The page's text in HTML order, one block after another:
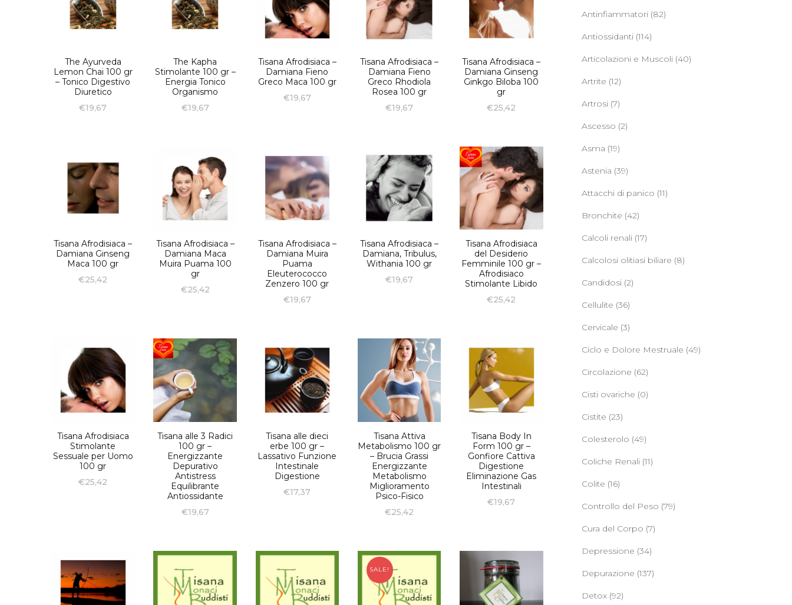
The Ayurveda
Lemon Chai 100 gr
– Tonico Digestivo
Diuretico
€19,67
The Kapha
Stimolante 100 gr –
Energia Tonico
Organismo
€19,67
Tisana Afrodisiaca –
Damiana Fieno
Greco Maca 100 gr
€19,67
Tisana Afrodisiaca –
Damiana Fieno
Greco Rhodiola
Rosea 100 gr
€19,67
Tisana Afrodisiaca –
Damiana Ginseng
Ginkgo Biloba 100
gr
€25,42
Tisana Afrodisiaca –
Damiana Ginseng
Maca 100 gr
€25,42
Tisana Afrodisiaca –
Damiana Maca
Muira Puama 100
gr
€25,42
Tisana Afrodisiaca –
Damiana Muira
Puama
Eleuterococco
Zenzero 100 gr
€19,67
Tisana Afrodisiaca –
Damiana, Tribulus,
Withania 100 gr
€19,67
Tisana Afrodisiaca
del Desiderio
Femminile 100 gr –
Afrodisiaco
Stimolante Libido
€25,42
Tisana Afrodisiaca
Stimolante
Sessuale per Uomo
100 gr
€25,42
Tisana alle 3 Radici
100 gr –
Energizzante
Depurativo
Antistress
Equilibrante
Antiossidante
€19,67
Tisana alle dieci
erbe 100 gr –
Lassativo Funzione
Intestinale
Digestione
€17,37
Tisana Attiva
Metabolismo 100 gr
– Brucia Grassi
Energizzante
Metabolismo
Miglioramento
Psico-Fisico
€25,42
Tisana Body In
Form 100 gr –
Gonfiore Cattiva
Digestione
Eliminazione Gas
Intestinali
€19,67
SALE!
Antinfiammatori (82)
Antiossidanti (114)
Articolazioni e Muscoli (40)
Artrite (12)
Artrosi (7)
Ascesso (2)
Asma (19)
Astenia (39)
Attacchi di panico (11)
Bronchite (42)
Calcoli renali (17)
Calcolosi olitiasi biliare (8)
Candidosi (2)
Cellulite (36)
Cervicale (3)
Ciclo e Dolore Mestruale (49)
Circolazione (62)
Cisti ovariche (0)
Cistite (23)
Colesterolo (49)
Coliche Renali (11)
Colite (16)
Controllo del Peso (79)
Cura del Corpo (7)
Depressione (34)
Depurazione (137)
Detox (92)